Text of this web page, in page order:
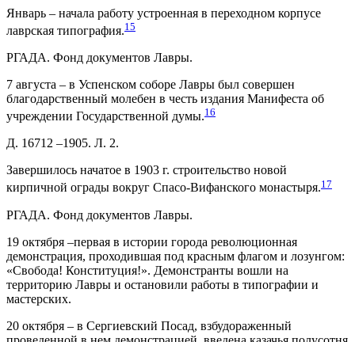
Январь – начала работу устроенная в переходном корпусе
лаврская типография.15
РГАДА. Фонд документов Лавры.
7 августа – в Успенском соборе Лавры был совершен
благодарственный молебен в честь издания Манифеста об
учреждении Государственной думы.16
Д. 16712 –1905. Л. 2.
Завершилось начатое в 1903 г. строительство новой
кирпичной ограды вокруг Спасо-Вифанского монастыря.17
РГАДА. Фонд документов Лавры.
19 октября –первая в истории города революционная
демонстрация, проходившая под красным флагом и лозунгом:
«Свобода! Конституция!». Демонстранты вошли на
территорию Лавры и остановили работы в типографии и
мастерских.
20 октября – в Сергиевский Посад, взбудораженный